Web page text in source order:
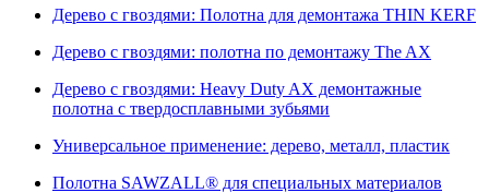
Дерево с гвоздями: Полотна для демонтажа THIN KERF
Дерево с гвоздями: полотна по демонтажу The AX
Дерево с гвоздями: Heavy Duty AX демонтажные
полотна с твердосплавными зубьями
Универсальное применение: дерево, металл, пластик
Полотна SAWZALL® для специальных материалов